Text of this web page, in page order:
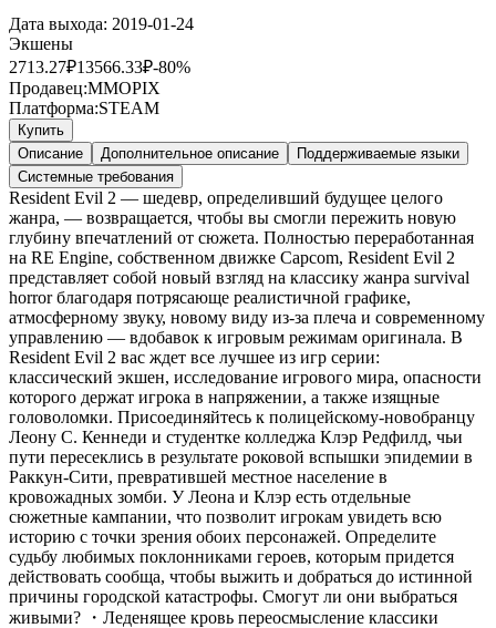
Дата выхода: 2019-01-24
Экшены
2713.27₽13566.33₽-80%
Продавец:MMOPIX
Платформа:STEAM
Купить
Описание
Дополнительное описание
Поддерживаемые языки
Системные требования
Resident Evil 2 — шедевр, определивший будущее целого
жанра, — возвращается, чтобы вы смогли пережить новую
глубину впечатлений от сюжета. Полностью переработанная
на RE Engine, собственном движке Capcom, Resident Evil 2
представляет собой новый взгляд на классику жанра survival
horror благодаря потрясающе реалистичной графике,
атмосферному звуку, новому виду из-за плеча и современному
управлению — вдобавок к игровым режимам оригинала. В
Resident Evil 2 вас ждет все лучшее из игр серии:
классический экшен, исследование игрового мира, опасности
которого держат игрока в напряжении, а также изящные
головоломки. Присоединяйтесь к полицейскому-новобранцу
Леону С. Кеннеди и студентке колледжа Клэр Редфилд, чьи
пути пересеклись в результате роковой вспышки эпидемии в
Раккун-Сити, превратившей местное население в
кровожадных зомби. У Леона и Клэр есть отдельные
сюжетные кампании, что позволит игрокам увидеть всю
историю с точки зрения обоих персонажей. Определите
судьбу любимых поклонниками героев, которым придется
действовать сообща, чтобы выжить и добраться до истинной
причины городской катастрофы. Смогут ли они выбраться
живыми? ・Леденящее кровь переосмысление классики